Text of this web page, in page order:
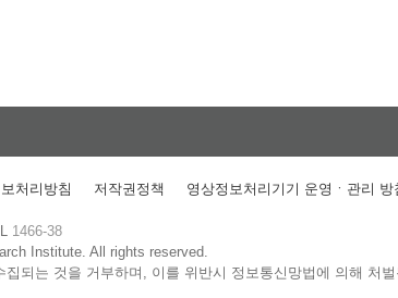
처리방침 저작권정책 영상정보처리기기 운영ㆍ관리 방
1466-38
Institute.All rights reserved.
되는 것을 거부하며, 이를 위반시 정보통신망법에 의해 처